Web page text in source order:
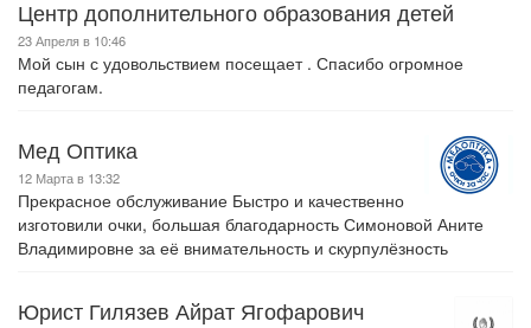
Центр дополнительного образования детей
23 Апреля в 10:46
Мой сын с удовольствием посещает . Спасибо огромное
педагогам.
Мед Оптика
12 Марта в 13:32
Прекрасное обслуживание Быстро и качественно
изготовили очки, большая благодарность Симоновой Аните
Владимировне за её внимательность и скурпулёзность
Юрист Гилязев Айрат Ягофарович